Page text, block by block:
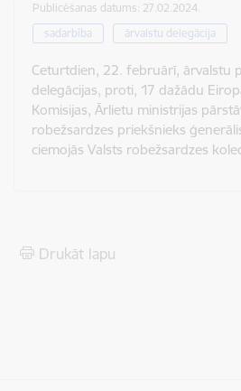
Publicēšanas datums: 27.02.2024.
sadarbība
ārvalstu delegācija
Ceturtdien, 22. februārī, ārvalstu
delegācijas, proti, 17 dažādu
Komisijas, Ārlietu ministrijas
robežsardzes priekšnieks
ciemojās Valsts robežsardzes
Drukāt lapu